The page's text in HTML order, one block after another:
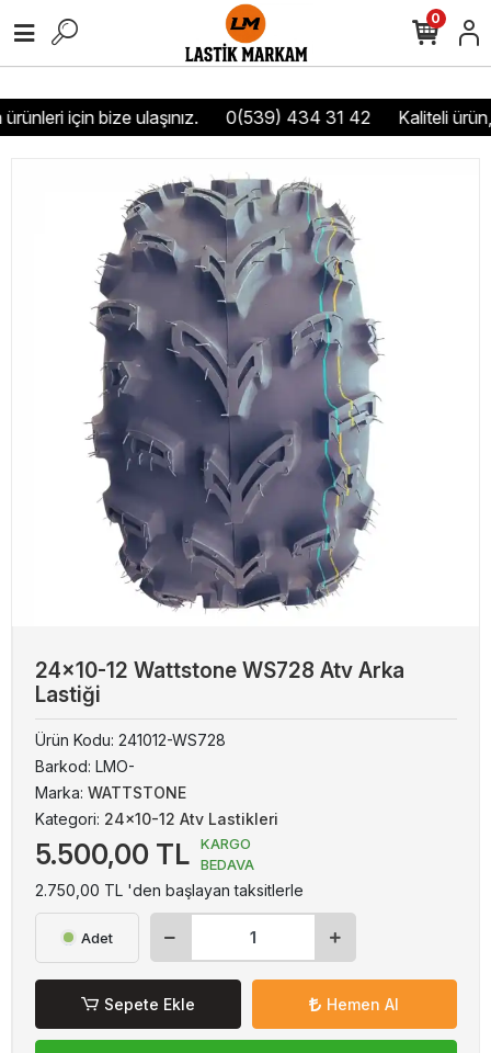
için bize ulaşınız. 0(539) 434 31 42 Kaliteli
0
24x10-12 Wattstone WS728 Atv Arka
Lastiği
Ürün Kodu: 241012-WS728
Barkod: LMO-
Marka: WATTSTONE
Kategori: 24x10-12 Atv Lastikleri
5.500,00 TL
KARGO
BEDAVA
2.750,00 TL 'den başlayan taksitlerle
Adet
Sepete Ekle Hemen Al